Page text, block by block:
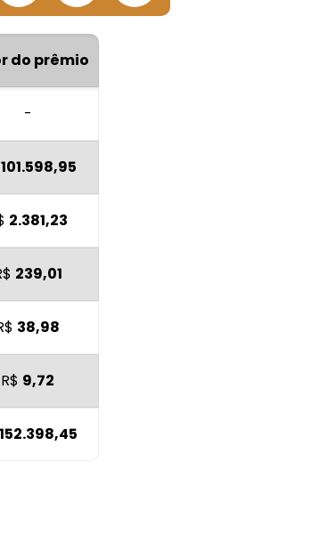
do prêmio
-
101.598,95
2.381,23
239,01
38,98
R$ 9,72
152.398,45